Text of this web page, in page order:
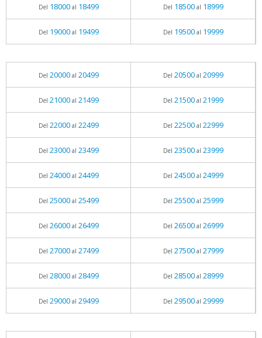
Del 18000al 18499 Del 18500al 18999
Del 19000al 19499 Del 19500al 19999
Del 20000al 20499 Del 20500al 20999
Del 21000al 21499 Del 21500al 21999
Del 22000al 22499 Del 22500al 22999
Del 23000al 23499 Del 23500al 23999
Del 24000al 24499 Del 24500al 24999
Del 25000al 25499 Del 25500al 25999
Del 26000al 26499 Del 26500al 26999
Del 27000al 27499 Del 27500al 27999
Del 28000al 28499 Del 28500al 28999
Del 29000al 29499 Del 29500al 29999